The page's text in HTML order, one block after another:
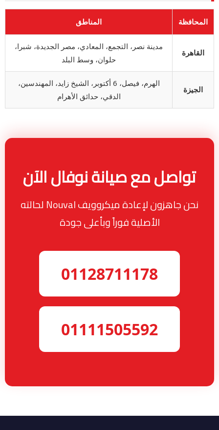
المحافظة المناطق
القاهرة
مدينة نصر، التجمع، المعادي، مصر الجديدة، شبرا،
حلوان، وسط البلد
الجيزة
الهرم، فيصل، 6 أكتوبر، الشيخ زايد، المهندسين،
الدقي، حدائق الأهرام
تواصل مع صيانة نوفال الآن
نحن جاهزون لإعادة ميكروويف Nouval لحالته
الأصلية فوراً وبأعلى جودة
01128711178
01111505592